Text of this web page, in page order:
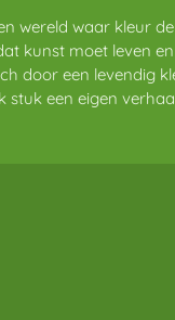
wereld waar kleur
kunst moet leven
door een levendig
een eigen